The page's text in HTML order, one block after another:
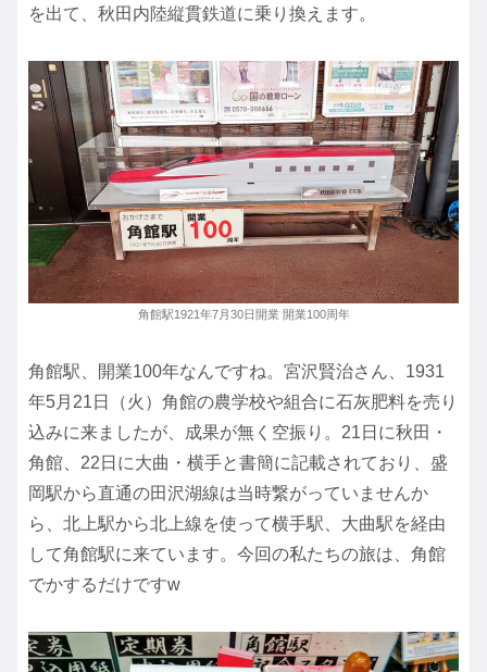
を出て、秋田内陸縦貫鉄道に乗り換えます。
角館駅1921年7月30日開業 開業100周年
角館駅、開業100年なんですね。宮沢賢治さん、1931
年5月21日（火）角館の農学校や組合に石灰肥料を売り
込みに来ましたが、成果が無く空振り。21日に秋田・
角館、22日に大曲・横手と書簡に記載されており、盛
岡駅から直通の田沢湖線は当時繋がっていませんか
ら、北上駅から北上線を使って横手駅、大曲駅を経由
して角館駅に来ています。今回の私たちの旅は、角館
でかするだけですw